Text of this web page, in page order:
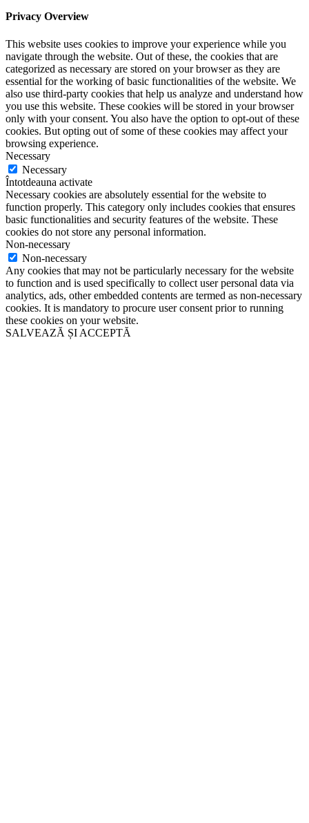
Privacy Overview
This website uses cookies to improve your experience while you
navigate through the website. Out of these, the cookies that are
categorized as necessary are stored on your browser as they are
essential for the working of basic functionalities of the website. We
also use third-party cookies that help us analyze and understand how
you use this website. These cookies will be stored in your browser
only with your consent. You also have the option to opt-out of these
cookies. But opting out of some of these cookies may affect your
browsing experience.
Necessary
Necessary
Întotdeauna activate
Necessary cookies are absolutely essential for the website to
function properly. This category only includes cookies that ensures
basic functionalities and security features of the website. These
cookies do not store any personal information.
Non-necessary
Non-necessary
Any cookies that may not be particularly necessary for the website
to function and is used specifically to collect user personal data via
analytics, ads, other embedded contents are termed as non-necessary
cookies. It is mandatory to procure user consent prior to running
these cookies on your website.
SALVEAZĂ ȘI ACCEPTĂ